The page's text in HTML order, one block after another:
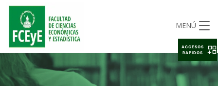
MENÚ
ACCESOS
RAPIDOS